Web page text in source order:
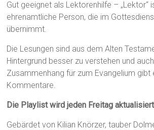
Gut geeignet als Lektorenhilfe – „Lektor“
ehrenamtliche Person, die im
übernimmt.
Die Lesungen sind aus dem Alten
Hintergrund besser zu verstehen und
Zusammenhang für zum Evangelium
Kommentare.
Die Playlist wird jeden Freitag
Gebärdet von Kilian Knörzer, tauber